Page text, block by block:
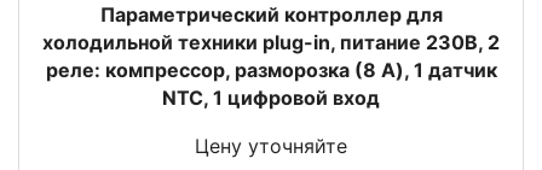
Параметрический контроллер для
холодильной техники plug-in, питание 230В, 2
реле: компрессор, разморозка (8 A), 1 датчик
NTC, 1 цифровой вход
Цену уточняйте